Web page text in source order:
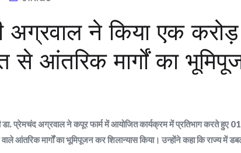
अग्रवाल ने किया एक
से आंतरिक मार्गों का
डा. प्रेमचंद अग्रवाल ने कपूर फार्म में आयोजित कार्यक्रम में प्रतिभाग करते हुए
आंतरिक मार्गों का भूमिपूजन कर शिलान्यास किया। उन्होंने कहा कि राज्य में